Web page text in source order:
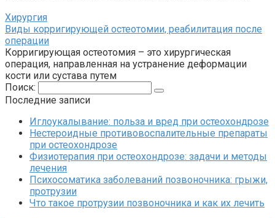
Хирургия
Виды корригирующей остеотомии, реабилитация после
операции
Корригирующая остеотомия – это хирургическая
операция, направленная на устранение деформации
кости или сустава путем
Поиск:
Последние записи
Иглоукалывание: польза и вред при остеохондрозе
Нестероидные противовоспалительные препараты
при остеохондрозе
Физиотерапия при остеохондрозе: задачи и методы
лечения
Психосоматика заболеваний позвоночника: грыжи,
протрузии
Что такое протрузии позвоночника и как их лечить